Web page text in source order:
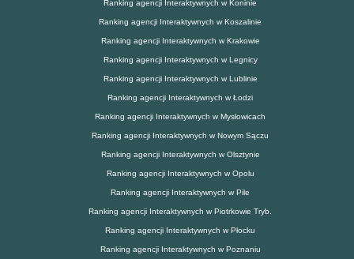
Ranking agencji Interaktywnych w Koninie
Ranking agencji Interaktywnych w Koszalinie
Ranking agencji Interaktywnych w Krakowie
Ranking agencji Interaktywnych w Legnicy
Ranking agencji Interaktywnych w Lublinie
Ranking agencji Interaktywnych w Łodzi
Ranking agencji Interaktywnych w Mysłowicach
Ranking agencji Interaktywnych w Nowym Sączu
Ranking agencji Interaktywnych w Olsztynie
Ranking agencji Interaktywnych w Opolu
Ranking agencji Interaktywnych w Pile
Ranking agencji Interaktywnych w Piotrkowie Tryb.
Ranking agencji Interaktywnych w Płocku
Ranking agencji Interaktywnych w Poznaniu